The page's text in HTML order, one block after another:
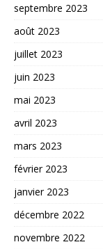
septembre 2023
août 2023
juillet 2023
juin 2023
mai 2023
avril 2023
mars 2023
février 2023
janvier 2023
décembre 2022
novembre 2022